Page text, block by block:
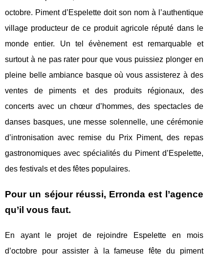
octobre. Piment d’Espelette doit son nom à l’authentique
village producteur de ce produit agricole réputé dans le
monde entier. Un tel évènement est remarquable et
surtout à ne pas rater pour que vous puissiez plonger en
pleine belle ambiance basque où vous assisterez à des
ventes de piments et des produits régionaux, des
concerts avec un chœur d’hommes, des spectacles de
danses basques, une messe solennelle, une cérémonie
d’intronisation avec remise du Prix Piment, des repas
gastronomiques avec spécialités du Piment d’Espelette,
des festivals et des fêtes populaires.
Pour un séjour réussi, Erronda est l’agence
qu’il vous faut.
En ayant le projet de rejoindre Espelette en mois
d’octobre pour assister à la fameuse fête du piment